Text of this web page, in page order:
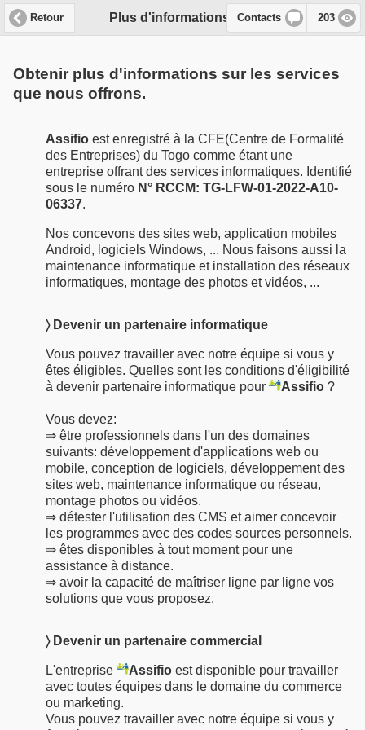
Plus d'informations sur nos services :
Retour Contacts 203
Obtenir plus d'informations sur les services
que nous offrons.
Assifio est enregistré à la CFE(Centre de Formalité
des Entreprises) du Togo comme étant une
entreprise offrant des services informatiques. Identifié
sous le numéro N° RCCM: TG-LFW-01-2022-A10-
06337.
Nos concevons des sites web, application mobiles
Android, logiciels Windows, ... Nous faisons aussi la
maintenance informatique et installation des réseaux
informatiques, montage des photos et vidéos, ...
〉 Devenir un partenaire informatique
Vous pouvez travailler avec notre équipe si vous y
êtes éligibles. Quelles sont les conditions d'éligibilité
à devenir partenaire informatique pour
Assifio ?
Vous devez:
⇒ être professionnels dans l'un des domaines
suivants: développement d'applications web ou
mobile, conception de logiciels, développement des
sites web, maintenance informatique ou réseau,
montage photos ou vidéos.
⇒ détester l'utilisation des CMS et aimer concevoir
les programmes avec des codes sources personnels.
⇒ êtes disponibles à tout moment pour une
assistance à distance.
⇒ avoir la capacité de maîtriser ligne par ligne vos
solutions que vous proposez.
〉 Devenir un partenaire commercial
L'entreprise Assifio est disponible pour travailler
avec toutes équipes dans le domaine du commerce
ou marketing.
Vous pouvez travailler avec notre équipe si vous y